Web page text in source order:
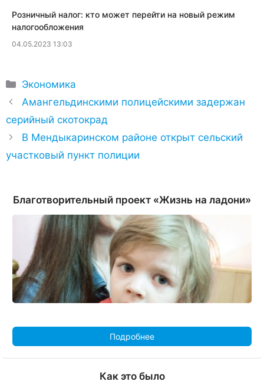
​Розничный налог: кто может перейти на новый режим
налогообложения
04.05.2023 13:03
Рубрики
Экономика
Амангельдинскими полицейскими задержан
серийный скотокрад
В Мендыкаринском районе открыт сельский
участковый пункт полиции
Благотворительный проект «Жизнь на ладони»
Подробнее
Как это было